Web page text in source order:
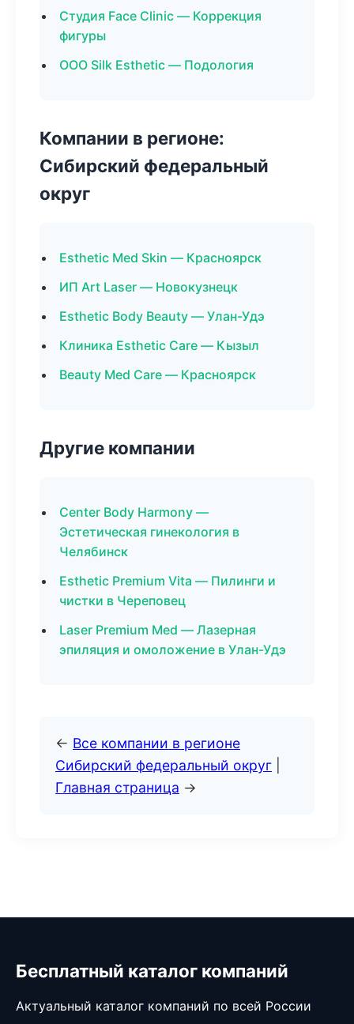
Студия Face Clinic — Коррекция
фигуры
ООО Silk Esthetic — Подология
Компании в регионе:
Сибирский федеральный
округ
Esthetic Med Skin — Красноярск
ИП Art Laser — Новокузнецк
Esthetic Body Beauty — Улан-Удэ
Клиника Esthetic Care — Кызыл
Beauty Med Care — Красноярск
Другие компании
Center Body Harmony —
Эстетическая гинекология в
Челябинск
Esthetic Premium Vita — Пилинги и
чистки в Череповец
Laser Premium Med — Лазерная
эпиляция и омоложение в Улан-Удэ
← Все компании в регионе
Сибирский федеральный округ
Главная страница →
Бесплатный каталог компаний
Актуальный каталог компаний по всей России